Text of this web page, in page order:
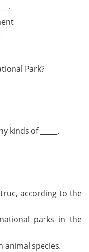
Park?
kinds of _____.
according to the
parks in the
animal species.